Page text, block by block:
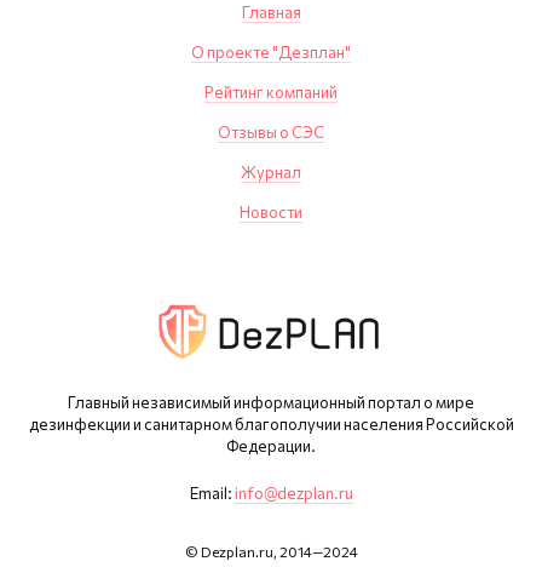
Главный независимый информационный портал о мире
дезинфекции и санитарном благополучии населения Российской
Федерации.
Email: info@dezplan.ru
© Dezplan.ru, 2014—2024
Главная
О проекте "Дезплан"
Рейтинг компаний
Отзывы о СЭС
Журнал
Новости